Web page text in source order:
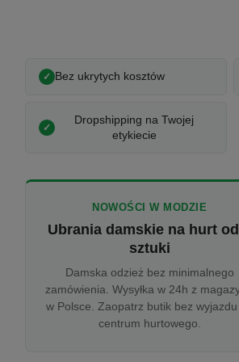
Bez ukrytych kosztów
Dropshipping na Twojej
etykiecie
NOWOŚCI W MODZIE
Ubrania damskie na hurt
sztuki
Damska odzież bez minimalnego
zamówienia. Wysyłka w 24h z
w Polsce. Zaopatrz butik bez wyjazdu
centrum hurtowego.